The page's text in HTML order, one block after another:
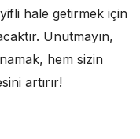
hale getirmek için
Unutmayın,
hem sizin
artırır!